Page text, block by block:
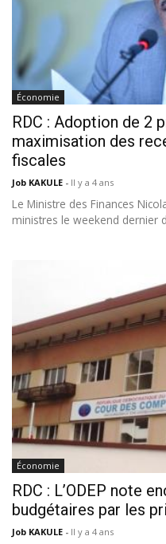
Économie
RDC : Adoption de 2
maximisation des
fiscales
Job KAKULE - Il y a 4 ans
Le Ministre des Finances
ministres le weekend dernier
Économie
RDC : L’ODEP note
budgétaires par les
Job KAKULE - Il y a 4 ans